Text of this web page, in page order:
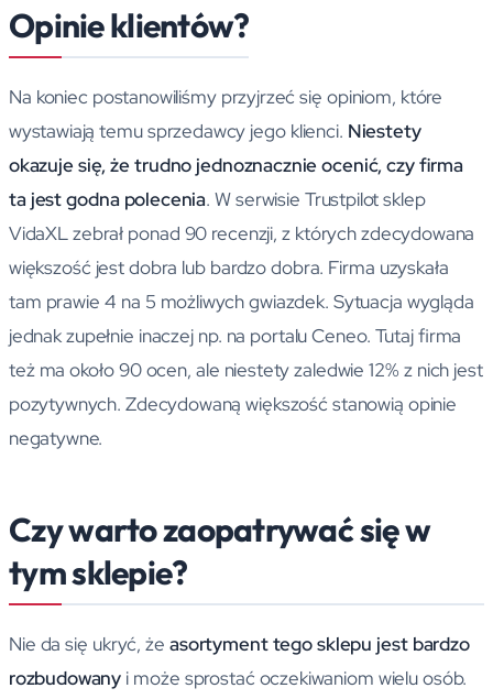
Opinie klientów?
Na koniec postanowiliśmy przyjrzeć się opiniom, które
wystawiają temu sprzedawcy jego klienci. Niestety
okazuje się, że trudno jednoznacznie ocenić, czy firma
ta jest godna polecenia. W serwisie Trustpilot sklep
VidaXL zebrał ponad 90 recenzji, z których zdecydowana
większość jest dobra lub bardzo dobra. Firma uzyskała
tam prawie 4 na 5 możliwych gwiazdek. Sytuacja wygląda
jednak zupełnie inaczej np. na portalu Ceneo. Tutaj firma
też ma około 90 ocen, ale niestety zaledwie 12% z nich jest
pozytywnych. Zdecydowaną większość stanowią opinie
negatywne.
Czy warto zaopatrywać się w
tym sklepie?
Nie da się ukryć, żeasortyment tego sklepu jest bardzo
rozbudowany i może sprostać oczekiwaniom wielu osób.